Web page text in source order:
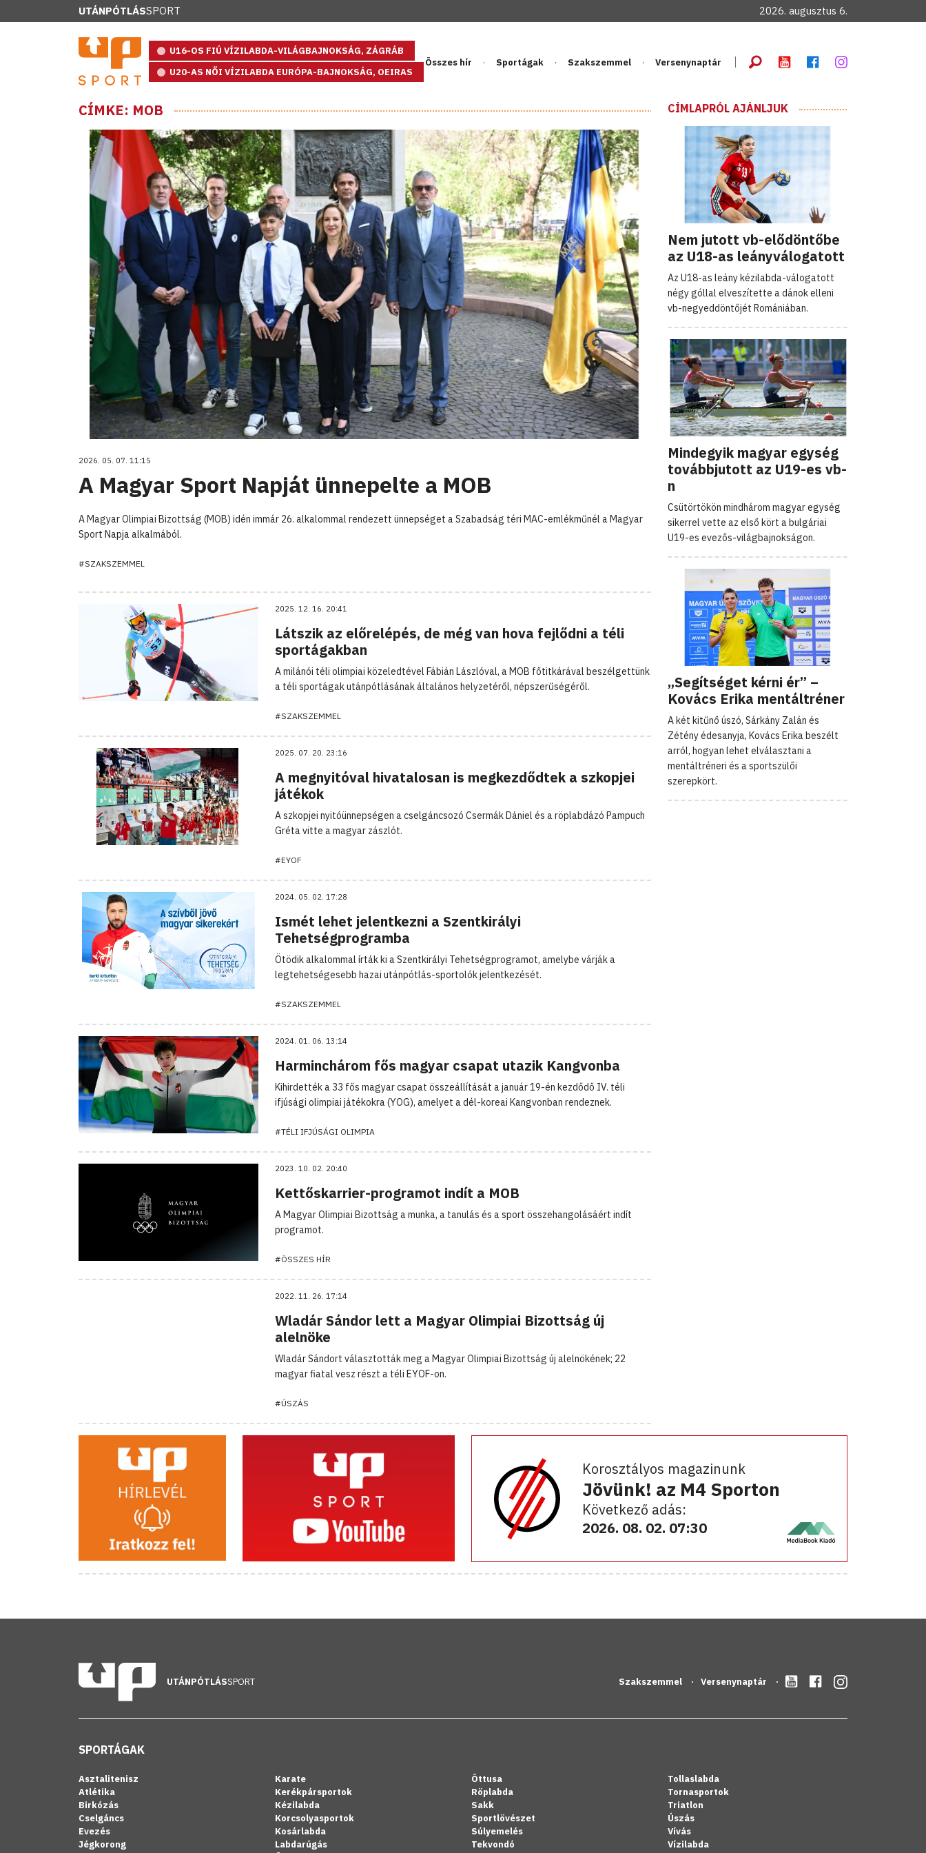
UTÁNPÓTLÁSSPORT 2026. augusztus 6.
U16-OS FIÚ VÍZILABDA-VILÁGBAJNOKSÁG, ZÁGRÁB
U20-AS NŐI VÍZILABDA EURÓPA-BAJNOKSÁG, OEIRAS
Összes hír Sportágak Szakszemmel Versenynaptár
CÍMKE: MOB
2026. 05. 07. 11:15
A Magyar Sport Napját ünnepelte a MOB
A Magyar Olimpiai Bizottság (MOB) idén immár 26. alkalommal rendezett ünnepséget a Szabadság téri MAC-emlékműnél a Magyar
Sport Napja alkalmából.
#SZAKSZEMMEL
2025. 12. 16. 20:41
Látszik az előrelépés, de még van hova fejlődni a téli
sportágakban
A milánói téli olimpiai közeledtével Fábián Lászlóval, a MOB főtitkárával beszélgettünk
a téli sportágak utánpótlásának általános helyzetéről, népszerűségéről.
#SZAKSZEMMEL
2025. 07. 20. 23:16
A megnyitóval hivatalosan is megkezdődtek a szkopjei
játékok
A szkopjei nyitóünnepségen a cselgáncsozó Csermák Dániel és a röplabdázó Pampuch
Gréta vitte a magyar zászlót.
#EYOF
2024. 05. 02. 17:28
Ismét lehet jelentkezni a Szentkirályi
Tehetségprogramba
Ötödik alkalommal írták ki a Szentkirályi Tehetségprogramot, amelybe várják a
legtehetségesebb hazai utánpótlás-sportolók jelentkezését.
#SZAKSZEMMEL
2024. 01. 06. 13:14
Harminchárom fős magyar csapat utazik Kangvonba
Kihirdették a 33 fős magyar csapat összeállítását a január 19-én kezdődő IV. téli
ifjúsági olimpiai játékokra (YOG), amelyet a dél-koreai Kangvonban rendeznek.
#TÉLI IFJÚSÁGI OLIMPIA
2023. 10. 02. 20:40
Kettőskarrier-programot indít a MOB
A Magyar Olimpiai Bizottság a munka, a tanulás és a sport összehangolásáért indít
programot.
#ÖSSZES HÍR
2022. 11. 26. 17:14
Wladár Sándor lett a Magyar Olimpiai Bizottság új
alelnöke
Wladár Sándort választották meg a Magyar Olimpiai Bizottság új alelnökének; 22
magyar fiatal vesz részt a téli EYOF-on.
#ÚSZÁS
CÍMLAPRÓL AJÁNLJUK
Nem jutott vb-elődöntőbe
az U18-as leányválogatott
Az U18-as leány kézilabda-válogatott
négy góllal elveszítette a dánok elleni
vb-negyeddöntőjét Romániában.
Mindegyik magyar egység
továbbjutott az U19-es vb-
n
Csütörtökön mindhárom magyar egység
sikerrel vette az első kört a bulgáriai
U19-es evezős-világbajnokságon.
„Segítséget kérni ér” –
Kovács Erika mentáltréner
A két kitűnő úszó, Sárkány Zalán és
Zétény édesanyja, Kovács Erika beszélt
arról, hogyan lehet elválasztani a
mentáltréneri és a sportszülői
szerepkört.
Korosztályos magazinunk
Jövünk! az M4 Sporton
Következő adás:
2026. 08. 02. 07:30
UTÁNPÓTLÁSSPORT Szakszemmel Versenynaptár
SPORTÁGAK
Asztalitenisz
Atlétika
Birkózás
Cselgáncs
Evezés
Jégkorong
Karate
Kerékpársportok
Kézilabda
Korcsolyasportok
Kosárlabda
Labdarúgás
Öttusa
Röplabda
Sakk
Sportlövészet
Súlyemelés
Tekvondó
Tollaslabda
Tornasportok
Triatlon
Úszás
Vívás
Vízilabda